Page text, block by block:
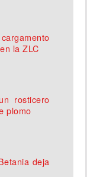
la ZLC
rosticero
plomo
deja